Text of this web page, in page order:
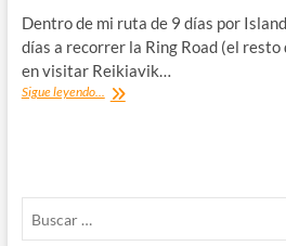
Dentro de mi ruta de 9 días por
días a recorrer la Ring Road (el resto
en visitar Reikiavik…
Sigue leyendo... Ring